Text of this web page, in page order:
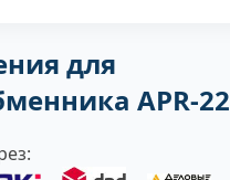
для
APR-22